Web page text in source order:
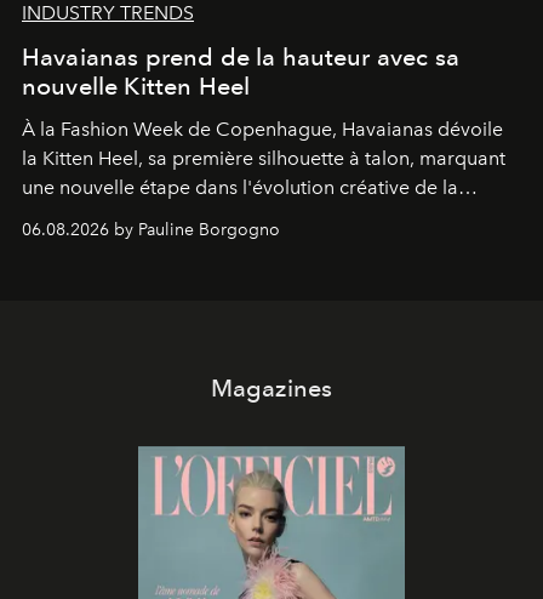
INDUSTRY TRENDS
Havaianas prend de la hauteur avec sa
nouvelle Kitten Heel
À la Fashion Week de Copenhague, Havaianas dévoile
la Kitten Heel, sa première silhouette à talon, marquant
une nouvelle étape dans l'évolution créative de la
06.08.2026 by Pauline Borgogno
Magazines